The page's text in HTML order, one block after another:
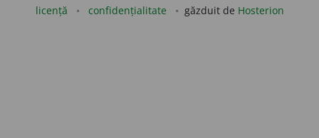
licență confidențialitate găzduit de Hosterion